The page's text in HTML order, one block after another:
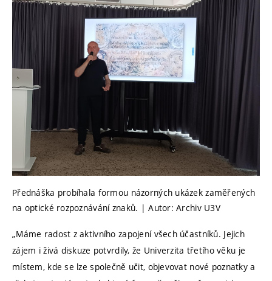
Přednáška probíhala formou názorných ukázek zaměřených
na optické rozpoznávání znaků. | Autor: Archiv U3V
„Máme radost z aktivního zapojení všech účastníků. Jejich
zájem i živá diskuze potvrdily, že Univerzita třetího věku je
místem, kde se lze společně učit, objevovat nové poznatky a